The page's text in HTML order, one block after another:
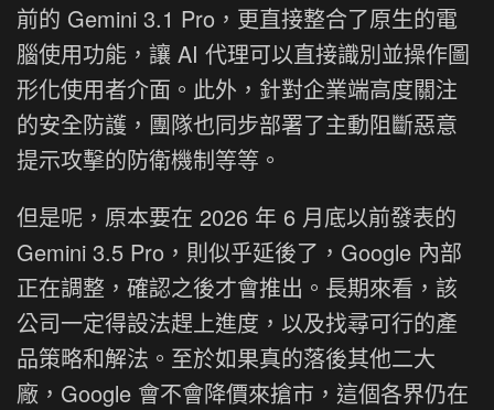
前的 Gemini 3.1 Pro，更直接整合了原生的電
腦使用功能，讓 AI 代理可以直接識別並操作圖
形化使用者介面。此外，針對企業端高度關注
的安全防護，團隊也同步部署了主動阻斷惡意
提示攻擊的防衛機制等等。
但是呢，原本要在 2026 年 6 月底以前發表的
Gemini 3.5 Pro，則似乎延後了，Google 內部
正在調整，確認之後才會推出。長期來看，該
公司一定得設法趕上進度，以及找尋可行的產
品策略和解法。至於如果真的落後其他二大
廠，Google 會不會降價來搶市，這個各界仍在